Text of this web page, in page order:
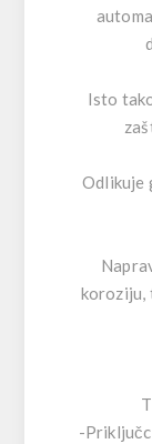
Isto
Odlikuje
koroziju,
-